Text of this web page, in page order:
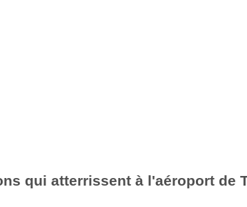
qui atterrissent à l'aéroport de